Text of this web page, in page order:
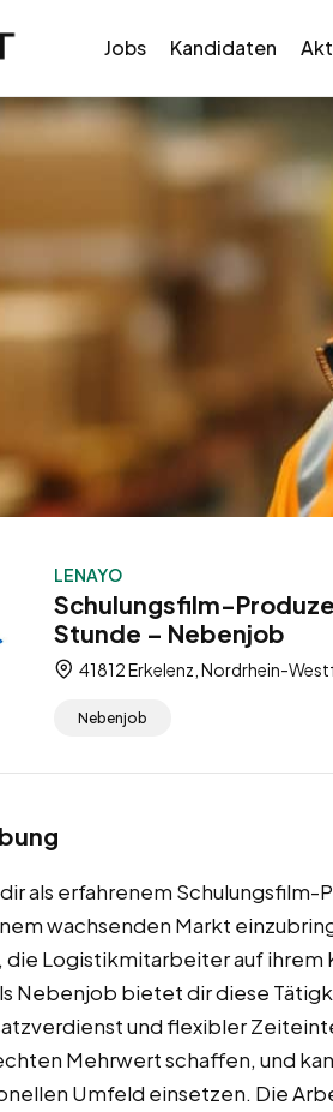
Jobs Kandidaten
LENAYO
Schulungsfilm-
Stunde – Nebenjob
41812 Erkelenz, Nordrhein-
Nebenjob
als erfahrenem
wachsenden Markt
die Logistikmitarbeiter auf
Nebenjob bietet dir diese
und flexibler
Mehrwert schaffen, und
Umfeld einsetzen. Die